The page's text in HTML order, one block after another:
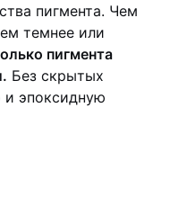
пигмента. Чем
темнее или
пигмента
Без скрытых
и эпоксидную